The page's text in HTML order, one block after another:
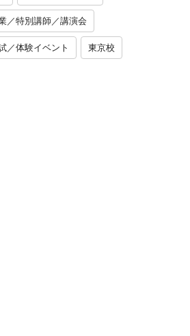
／特別講師／講演会
／体験イベント 東京校